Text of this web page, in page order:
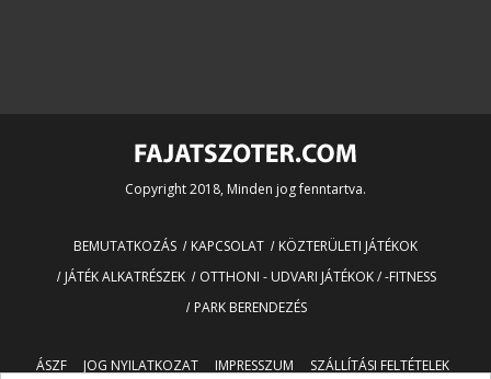
Copyright 2018, Minden jog fenntartva.
BEMUTATKOZÁS KAPCSOLAT
KÖZTERÜLETI JÁTÉKOK
JÁTÉK ALKATRÉSZEK
OTTHONI - UDVARI JÁTÉKOK / -FITNESS
PARK BERENDEZÉS
ÁSZF JOG NYILATKOZAT IMPRESSZUM
SZÁLLÍTÁSI FELTÉTELEK